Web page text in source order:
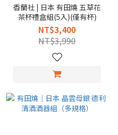
香蘭社 | 日本 有田燒 五草花
茶杯禮盒組(5入)(僅有杯)
NT$3,400
NT$3,990